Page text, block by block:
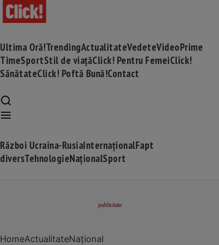
Ultima Oră!TrendingActualitateVedeteVideoPrime
TimeSportStil de viațăClick! Pentru FemeiClick!
SănătateClick! Poftă Bună!Contact
Război Ucraina-RusiaInternaționalFapt
diversTehnologieNaționalSport
HomeActualitateNațional